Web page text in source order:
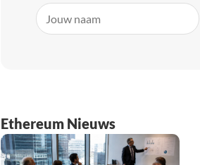
Ethereum Nieuws